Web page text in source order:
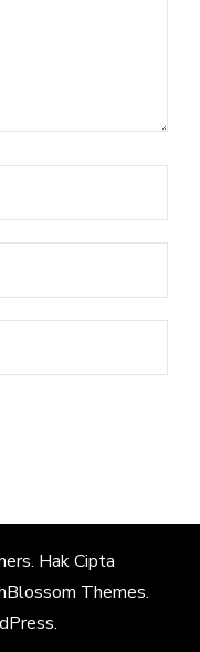
. Hak Cipta
Blossom Themes.
.